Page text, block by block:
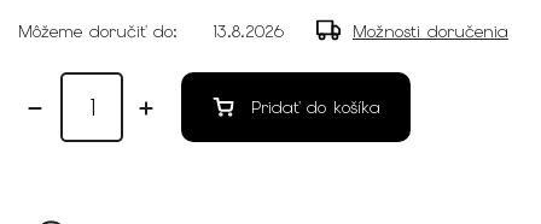
Môžeme doručiť do: 13.8.2026 Možnosti doručenia
Pridať do košíka